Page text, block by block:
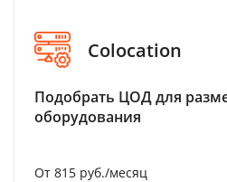
Colocation
Подобрать ЦОД для
оборудования
От 815 руб./месяц